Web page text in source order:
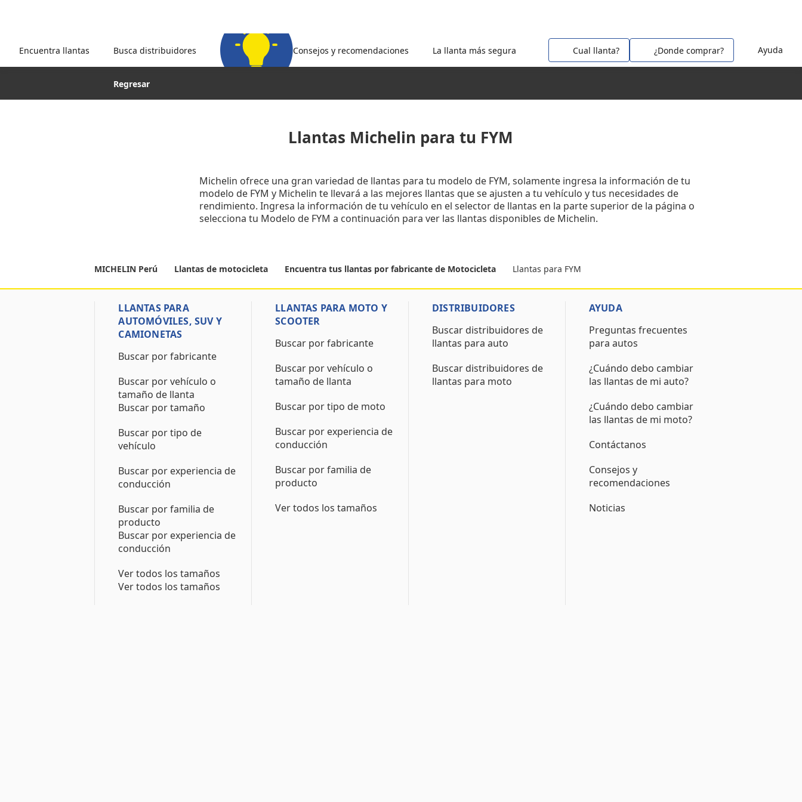
Ayuda
Encuentra llantas Busca distribuidores Consejos y recomendaciones La llanta más segura Cual llanta? ¿Donde comprar?
Regresar
Llantas Michelin para tu FYM
Michelin ofrece una gran variedad de llantas para tu modelo de FYM, solamente ingresa la información de tu
modelo de FYM y Michelin te llevará a las mejores llantas que se ajusten a tu vehículo y tus necesidades de
rendimiento. Ingresa la información de tu vehículo en el selector de llantas en la parte superior de la página o
selecciona tu Modelo de FYM a continuación para ver las llantas disponibles de Michelin.
MICHELIN Perú Llantas de motocicleta Encuentra tus llantas por fabricante de Motocicleta Llantas para FYM
LLANTAS PARA
AUTOMÓVILES, SUV Y
CAMIONETAS
Buscar por fabricante
Buscar por vehículo o
tamaño de llanta
Buscar por tamaño
Buscar por tipo de
vehículo
Buscar por experiencia de
conducción
Buscar por familia de
producto
Buscar por experiencia de
conducción
Ver todos los tamaños
Ver todos los tamaños
LLANTAS PARA MOTO Y
SCOOTER
Buscar por fabricante
Buscar por vehículo o
tamaño de llanta
Buscar por tipo de moto
Buscar por experiencia de
conducción
Buscar por familia de
producto
Ver todos los tamaños
DISTRIBUIDORES
Buscar distribuidores de
llantas para auto
Buscar distribuidores de
llantas para moto
AYUDA
Preguntas frecuentes
para autos
¿Cuándo debo cambiar
las llantas de mi auto?
¿Cuándo debo cambiar
las llantas de mi moto?
Contáctanos
Consejos y
recomendaciones
Noticias